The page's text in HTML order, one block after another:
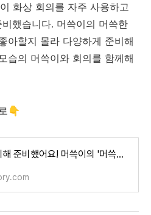
화상 회의를 자주 사용하고
했습니다. 머쓱이의 머쓱한
아할지 몰라 다양하게 준비해
👇
개발자를 위해 준비했어요! 머쓱이의 '머쓱한 ZOOM 배경화면'